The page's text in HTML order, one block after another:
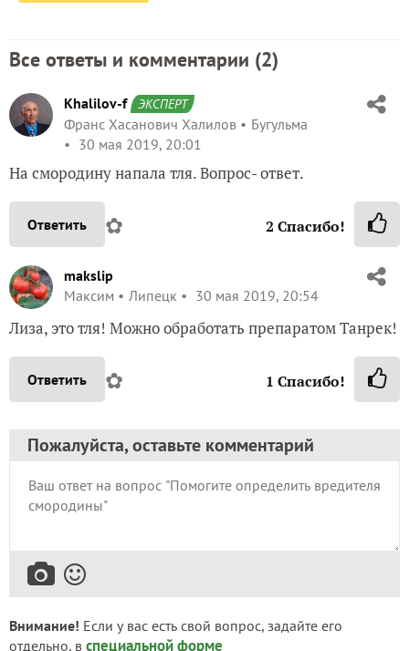
Все ответы и комментарии (2)
Khalilov-f ЭКСПЕРТ
Франс Хасанович Халилов
Бугульма
30 мая 2019, 20:01
На смородину напала тля. Вопрос- ответ.
Ответить ✿ 2 Спасибо!
makslip
Максим
Липецк 30 мая 2019, 20:54
Лиза, это тля! Можно обработать препаратом Танрек!
Ответить ✿ 1 Спасибо!
Пожалуйста, оставьте комментарий
Внимание! Если у вас есть свой вопрос, задайте его
отдельно, в специальной форме